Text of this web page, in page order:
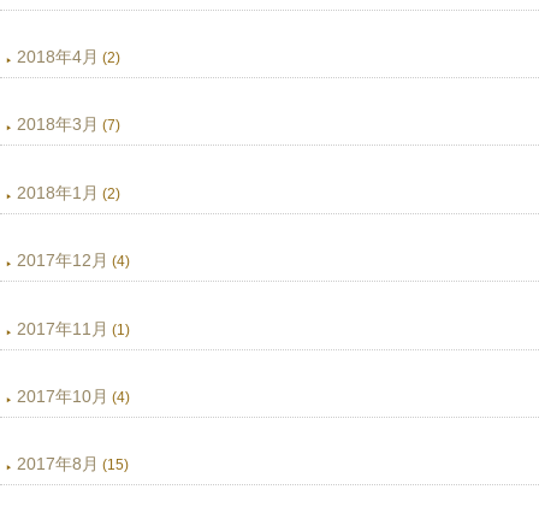
2018年4月 (2)
2018年3月 (7)
2018年1月 (2)
2017年12月 (4)
2017年11月 (1)
2017年10月 (4)
2017年8月 (15)